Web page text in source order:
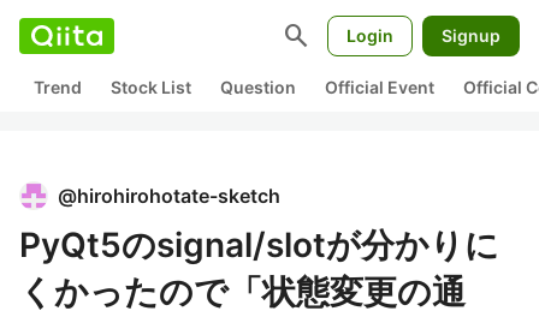
search Login Signup
Trend Stock List Question Official Event Official
@hirohirohotate-sketch
PyQt5のsignal/slotが分かりに
くかったので「状態変更の通